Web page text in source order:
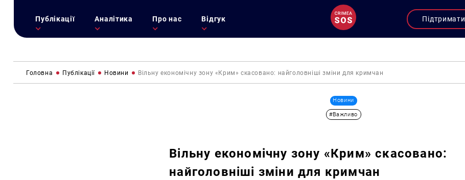
Публікації Аналітика Про нас Відгук Підтримати
Головна Публікації Новини Вільну економічну зону «Крим» скасовано: найголовніші зміни для кримчан
Новини
#Важливо
Вільну економічну зону «Крим» скасовано:
найголовніші зміни для кримчан